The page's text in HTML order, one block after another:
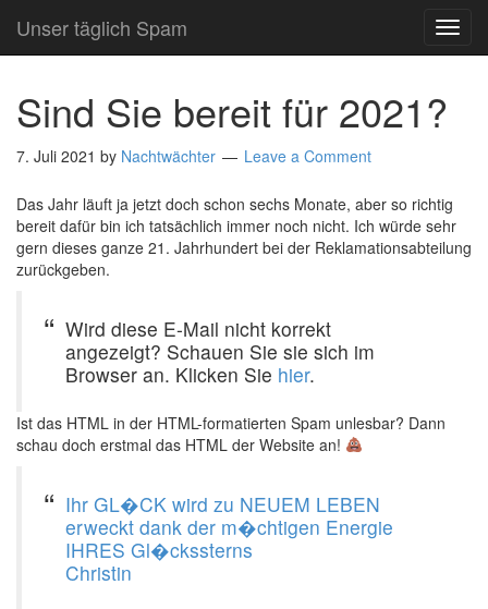
Unser täglich Spam
Sind Sie bereit für 2021?
7. Juli 2021 by Nachtwächter Leave a Comment
Das Jahr läuft ja jetzt doch schon sechs Monate, aber so richtig
bereit dafür bin ich tatsächlich immer noch nicht. Ich würde sehr
gern dieses ganze 21. Jahrhundert bei der Reklamationsabteilung
zurückgeben.
Wird diese E-Mail nicht korrekt
angezeigt? Schauen Sie sie sich im
Browser an. Klicken Sie hier.
Ist das HTML in der HTML-formatierten Spam unlesbar? Dann
schau doch erstmal das HTML der Website an!
Ihr GL�CK wird zu NEUEM LEBEN
erweckt dank der m�chtigen Energie
IHRES Gl�ckssterns
Christin